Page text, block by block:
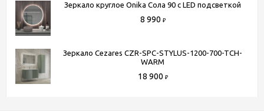
Зеркало круглое Onika Сола 90 с LED подсветкой
8 990 ₽
Зеркало Cezares CZR-SPC-STYLUS-1200-700-TCH-
WARM
18 900 ₽